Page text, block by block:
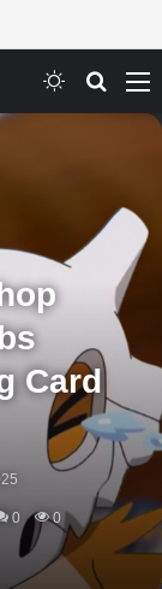
Switch skin
Card
0 0